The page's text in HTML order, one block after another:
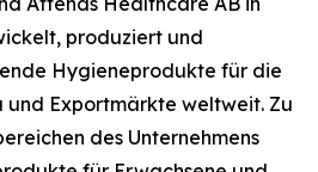
produziert und
Hygieneprodukte für die
und Exportmärkte weltweit. Zu
des Unternehmens